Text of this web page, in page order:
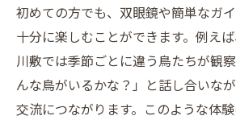
初めての方でも、双眼鏡や簡単なガ
十分に楽しむことができます。例え
川敷では季節ごとに違う鳥たちが観
んな鳥がいるかな？」と話し合いな
交流につながります。このような体